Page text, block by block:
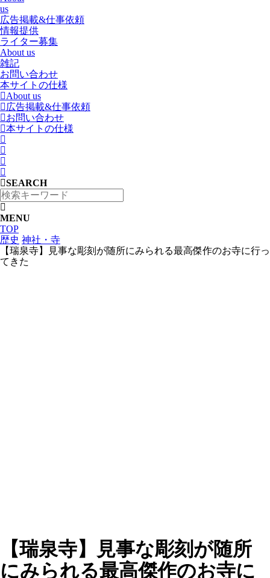
us
広告掲載&仕事依頼
情報提供
ライター募集
About us
雑記
お問い合わせ
本サイトの仕様
About us
広告掲載&仕事依頼
お問い合わせ
本サイトの仕様
SEARCH
MENU
TOP
歴史 神社・寺
【瑞泉寺】見事な彫刻が随所にみられる最高傑作のお寺に行っ
てきた
【瑞泉寺】見事な彫刻が随所
にみられる最高傑作のお寺に